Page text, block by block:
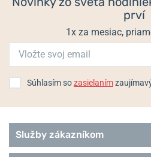
Sport
prví
1x za mesiac,
Súhlasím sozasielaním
Služby zákazníkom